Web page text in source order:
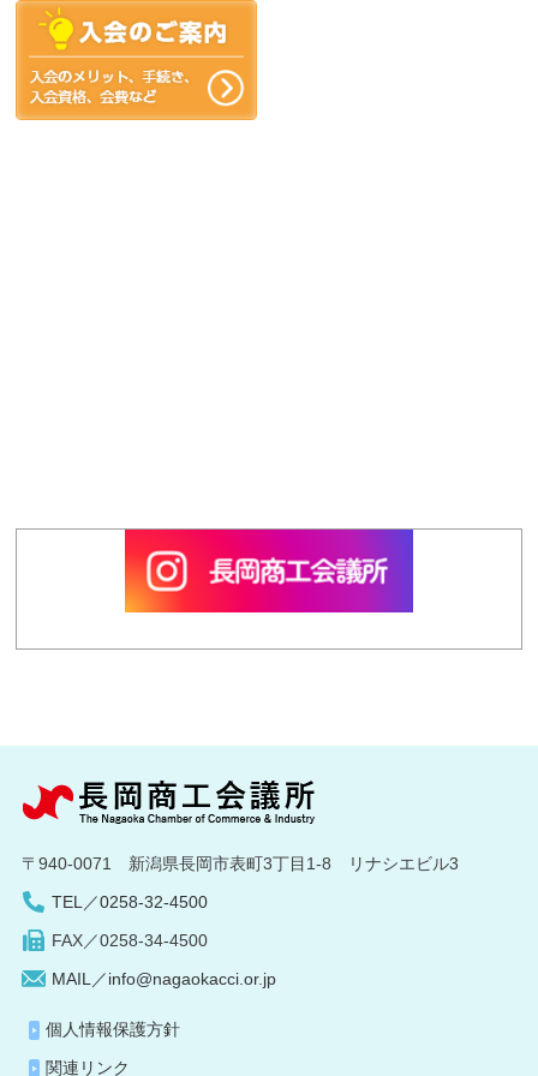
〒940-0071 新潟県長岡市表町3丁目1-8 リナシエビル3
TEL／0258-32-4500
FAX／0258-34-4500
MAIL／info@nagaokacci.or.jp
個人情報保護方針
関連リンク